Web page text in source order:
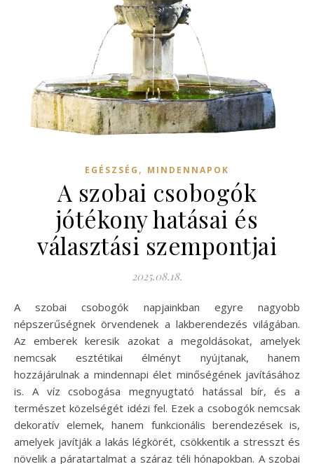
EGÉSZSÉG , MINDENNAPOK
A szobai csobogók
jótékony hatásai és
választási szempontjai
2025.08.18.
A szobai csobogók napjainkban egyre nagyobb
népszerűségnek örvendenek a lakberendezés világában.
Az emberek keresik azokat a megoldásokat, amelyek
nemcsak esztétikai élményt nyújtanak, hanem
hozzájárulnak a mindennapi élet minőségének javításához
is. A víz csobogása megnyugtató hatással bír, és a
természet közelségét idézi fel. Ezek a csobogók nemcsak
dekoratív elemek, hanem funkcionális berendezések is,
amelyek javítják a lakás légkörét, csökkentik a stresszt és
növelik a páratartalmat a száraz téli hónapokban. A szobai